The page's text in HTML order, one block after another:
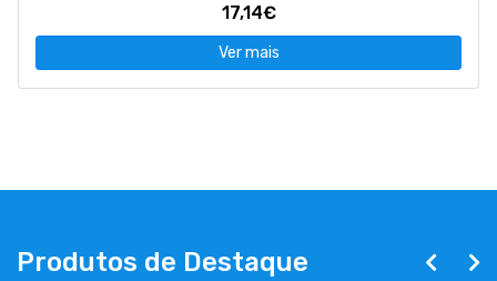
17,14€
Ver mais
Produtos de Destaque